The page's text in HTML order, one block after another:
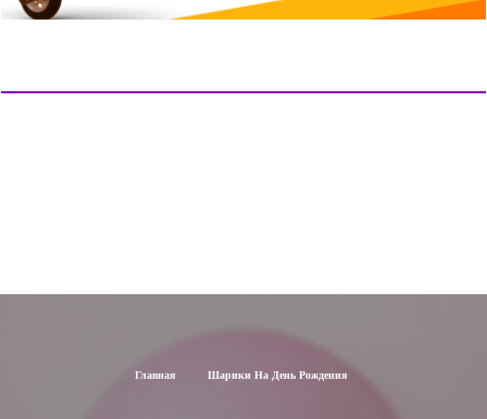
Главная Шарики На День Рождения